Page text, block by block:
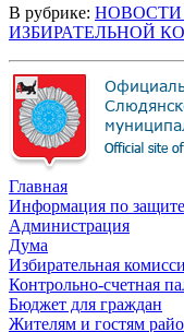
В рубрике: НОВОСТИ
ИЗБИРАТЕЛЬНОЙ
Главная
Информация по
Администрация
Дума
Избирательная
Контрольно-счетная
Бюджет для граждан
Жителям и гостям